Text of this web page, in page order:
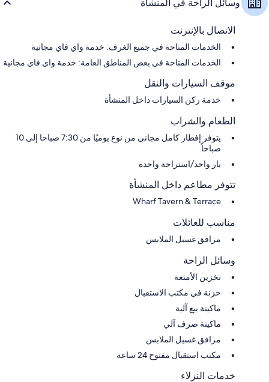
وسائل الراحة في المنشأة
الاتصال بالإنترنت
الخدمات المتاحة في جميع الغرف: خدمة واي فاي مجانية
الخدمات المتاحة في بعض المناطق العامة: خدمة واي فاي مجانية
موقف السيارات والنقل
خدمة ركن السيارات داخل المنشأة
الطعام والشراب
يتوفر إفطار كامل مجاني من نوع يوميًا من 7:30 صباحا إلى 10
صباحاً
بار واحد/استراحة واحدة
تتوفر مطاعم داخل المنشأة
Wharf Tavern & Terrace
مناسب للعائلات
مرافق غسيل الملابس
وسائل الراحة
تخزين الأمتعة
خزنة في مكتب الاستقبال
ماكينة بيع آلية
ماكينة صرف آلي
مرافق غسيل الملابس
مكتب استقبال مفتوح 24 ساعة
خدمات النزلاء